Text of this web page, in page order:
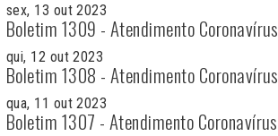
sex, 13 out 2023
Boletim 1309 - Atendimento Coronavírus
qui, 12 out 2023
Boletim 1308 - Atendimento Coronavírus
qua, 11 out 2023
Boletim 1307 - Atendimento Coronavírus